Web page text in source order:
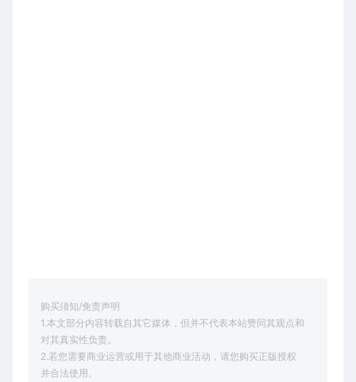
购买须知/免责声明
1.本文部分内容转载自其它媒体，但并不代表本站赞同其观点和
对其真实性负责。
2.若您需要商业运营或用于其他商业活动，请您购买正版授权
并合法使用。